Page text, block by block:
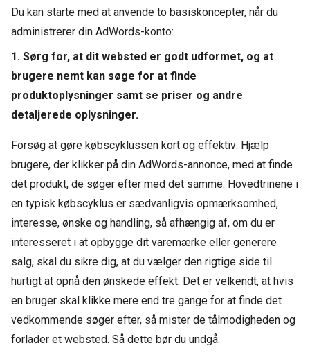
Du kan starte med at anvende to basiskoncepter, når du
administrerer din AdWords-konto:
1. Sørg for, at dit websted er godt udformet, og at
brugere nemt kan søge for at finde
produktoplysninger samt se priser og andre
detaljerede oplysninger.
Forsøg at gøre købscyklussen kort og effektiv: Hjælp
brugere, der klikker på din AdWords-annonce, med at finde
det produkt, de søger efter med det samme. Hovedtrinene i
en typisk købscyklus er sædvanligvis opmærksomhed,
interesse, ønske og handling, så afhængig af, om du er
interesseret i at opbygge dit varemærke eller generere
salg, skal du sikre dig, at du vælger den rigtige side til
hurtigt at opnå den ønskede effekt. Det er velkendt, at hvis
en bruger skal klikke mere end tre gange for at finde det
vedkommende søger efter, så mister de tålmodigheden og
forlader et websted. Så dette bør du undgå.